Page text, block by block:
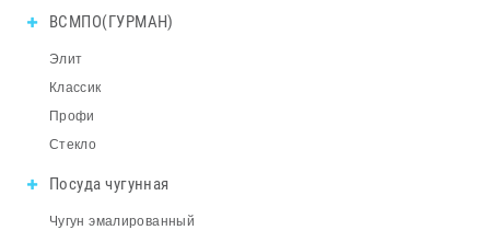
ВСМПО(ГУРМАН)
Элит
Классик
Профи
Стекло
Посуда чугунная
Чугун эмалированный